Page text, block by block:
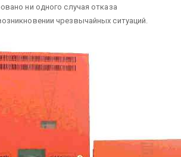
ни одного случая отказа
чрезвычайных ситуаций.